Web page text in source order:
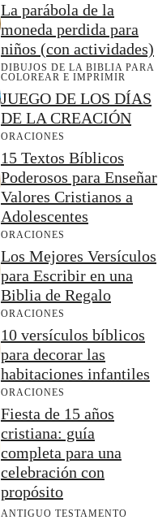
La parábola de la
moneda perdida para
niños (con actividades)
DIBUJOS DE LA BIBLIA PARA
COLOREAR E IMPRIMIR
JUEGO DE LOS DÍAS
DE LA CREACIÓN
ORACIONES
15 Textos Bíblicos
Poderosos para Enseñar
Valores Cristianos a
Adolescentes
ORACIONES
Los Mejores Versículos
para Escribir en una
Biblia de Regalo
ORACIONES
10 versículos bíblicos
para decorar las
habitaciones infantiles
ORACIONES
Fiesta de 15 años
cristiana: guía
completa para una
celebración con
propósito
ANTIGUO TESTAMENTO